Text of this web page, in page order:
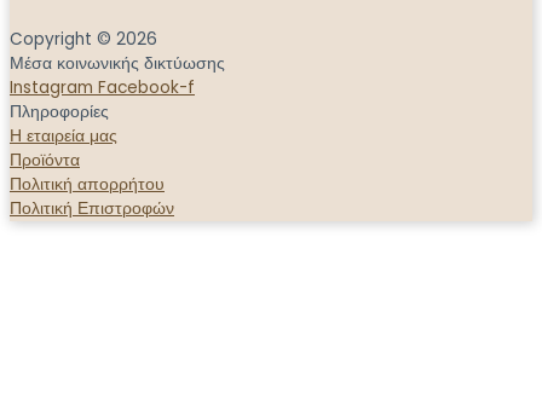
Copyright © 2026
Μέσα κοινωνικής δικτύωσης
Instagram Facebook-f
Πληροφορίες
Η εταιρεία μας
Προϊόντα
Πολιτική απορρήτου
Πολιτική Επιστροφών